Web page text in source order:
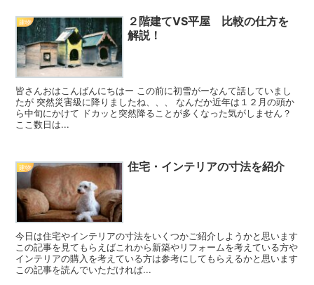
建物
２階建てVS平屋 比較の仕方を
解説！
皆さんおはこんばんにちはー この前に初雪がーなんて話していまし
たが 突然災害級に降りましたね、、、 なんだか近年は１２月の頭か
ら中旬にかけて ドカッと突然降ることが多くなった気がしません？
ここ数日は...
建物 住宅・インテリアの寸法を紹介
今日は住宅やインテリアの寸法をいくつかご紹介しようかと思います
この記事を見てもらえばこれから新築やリフォームを考えている方や
インテリアの購入を考えている方は参考にしてもらえるかと思います
この記事を読んでいただければ...